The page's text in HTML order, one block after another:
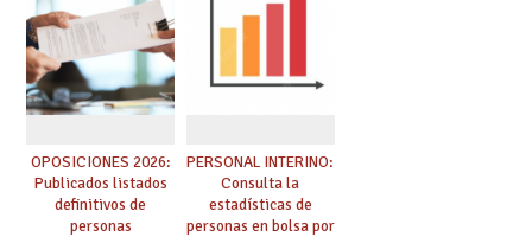
OPOSICIONES 2026:
Publicados listados
definitivos de
personas
PERSONAL INTERINO:
Consulta la
estadísticas de
personas en bolsa por